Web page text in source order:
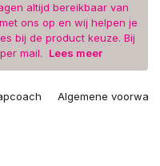
altijd bereikbaar van
ons op en wij helpen je
bij de product keuze. Bij
mail.
Lees meer
Algemene